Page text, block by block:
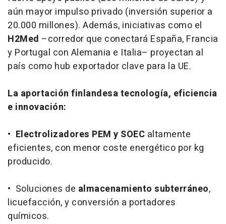
aún mayor impulso privado (inversión superior a
20.000 millones). Además, iniciativas como el
H2Med –corredor que conectará España, Francia
y Portugal con Alemania e Italia– proyectan al
país como hub exportador clave para la UE.
La aportación finlandesa tecnología, eficiencia
e innovación:
• Electrolizadores PEM y SOEC altamente
eficientes, con menor coste energético por kg
producido.
• Soluciones de almacenamiento subterráneo,
licuefacción, y conversión a portadores
químicos.